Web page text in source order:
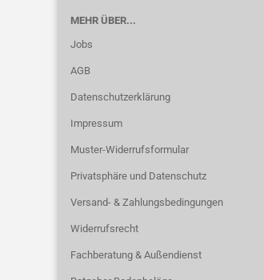
MEHR ÜBER...
Jobs
AGB
Datenschutzerklärung
Impressum
Muster-Widerrufsformular
Privatsphäre und Datenschutz
Versand- & Zahlungsbedingungen
Widerrufsrecht
Fachberatung & Außendienst